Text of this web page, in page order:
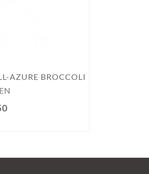
AZURE BROCCOLI